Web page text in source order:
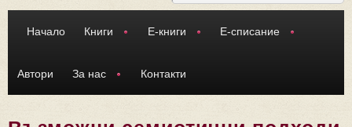
Начало Книги Е-книги Е-списание
Автори За нас Контакти